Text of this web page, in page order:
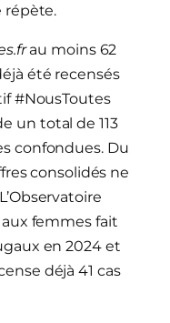
répète.
au moins 62
été recensés
#NousToutes
un total de 113
confondues. Du
consolidés ne
femmes fait
en 2024 et
déjà 41 cas